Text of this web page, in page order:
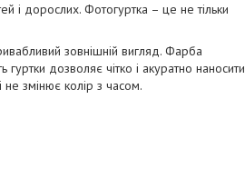
і дорослих. Фотогуртка – це не тільки
зовнішній вигляд. Фарба
дозволяє чітко і акуратно наносити
не змінює колір з часом.